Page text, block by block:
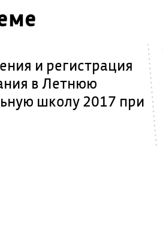
и регистрация
в Летнюю
школу 2017 при